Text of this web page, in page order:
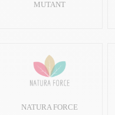
MUTANT
NATURA FORCE